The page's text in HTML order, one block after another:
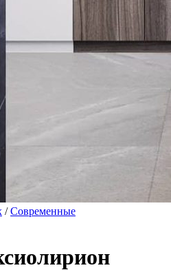
/Современные